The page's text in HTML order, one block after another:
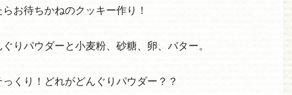
お待ちかねのクッキー作り！
りパウダーと小麦粉、砂糖、卵、バター。
くり！どれがどんぐりパウダー？？